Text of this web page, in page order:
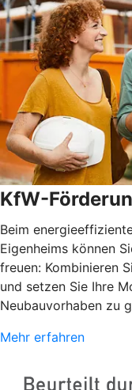
KfW-
Beim
Eigenheims können
freuen: Kombinieren
und setzen Sie Ihre
Neubauvorhaben zu
Mehr erfahren